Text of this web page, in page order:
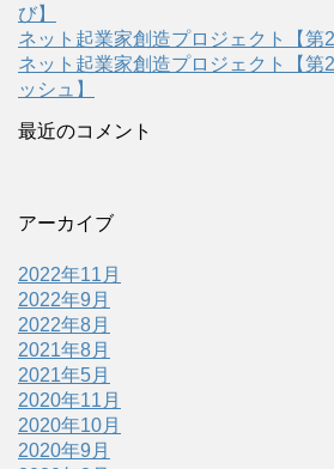
び】
ネット起業家創造プロジェクト【第
ネット起業家創造プロジェクト【
ッシュ】
最近のコメント
アーカイブ
2022年11月
2022年9月
2022年8月
2021年8月
2021年5月
2020年11月
2020年10月
2020年9月